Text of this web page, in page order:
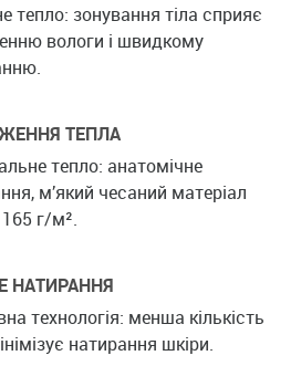
тепло: зонування тіла сприяє
вологи і швидкому
ТЕПЛА
тепло: анатомічне
м’який чесаний матеріал
г/м².
НАТИРАННЯ
технологія: менша кількість
натирання шкіри.